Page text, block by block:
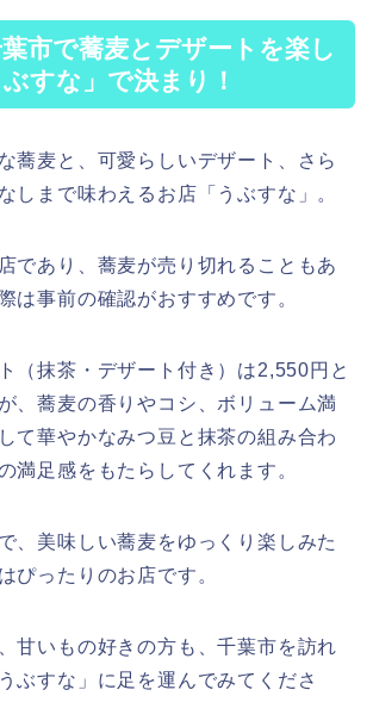
市で蕎麦とデザートを楽し
すな」で決まり！
蕎麦と、可愛らしいデザート、さら
しまで味わえるお店「うぶすな」。
であり、蕎麦が売り切れることもあ
は事前の確認がおすすめです。
（抹茶・デザート付き）は2,550円と
、蕎麦の香りやコシ、ボリューム満
て華やかなみつ豆と抹茶の組み合わ
満足感をもたらしてくれます。
、美味しい蕎麦をゆっくり楽しみた
ぴったりのお店です。
甘いもの好きの方も、千葉市を訪れ
ぶすな」に足を運んでみてくださ